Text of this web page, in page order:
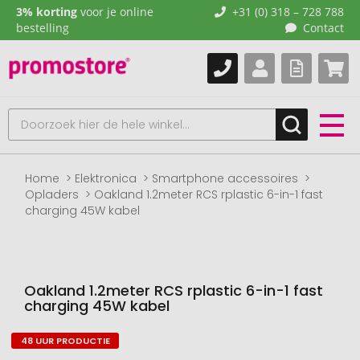
3% korting voor je online
bestelling
+31 (0) 318 – 728 788
Contact
Home Elektronica
Smartphone accessoires
Opladers
Oakland 1.2meter RCS rplastic 6-in-1 fast
charging 45W kabel
Oakland 1.2meter RCS rplastic 6-in-1 fast
charging 45W kabel
Naar
48 UUR PRODUCTIE